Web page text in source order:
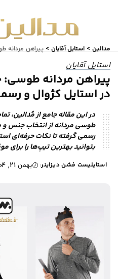
مدالین > استایل آقایان > پیراهن مردانه طوسی:
استایل آقایان
پیراهن مردانه طوسی:
در استایل کژوال و
در این مقاله جامع از مُدالین،
طوسی مردانه از انتخاب جنس
رسمی گرفته تا نکات حرفه‌ای
بتوانید بهترین تیپ‌ها را
استایلیست فشن دیزاینر بهمن 21, 1404